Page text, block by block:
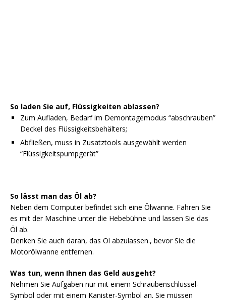
So laden Sie auf, Flüssigkeiten ablassen?
Zum Aufladen, Bedarf im Demontagemodus “abschrauben”
Deckel des Flüssigkeitsbehälters;
Abfließen, muss in Zusatztools ausgewählt werden
“Flüssigkeitspumpgerät”
So lässt man das Öl ab?
Neben dem Computer befindet sich eine Ölwanne. Fahren Sie
es mit der Maschine unter die Hebebühne und lassen Sie das
Öl ab.
Denken Sie auch daran, das Öl abzulassen., bevor Sie die
Motorölwanne entfernen.
Was tun, wenn Ihnen das Geld ausgeht?
Nehmen Sie Aufgaben nur mit einem Schraubenschlüssel-
Symbol oder mit einem Kanister-Symbol an. Sie müssen